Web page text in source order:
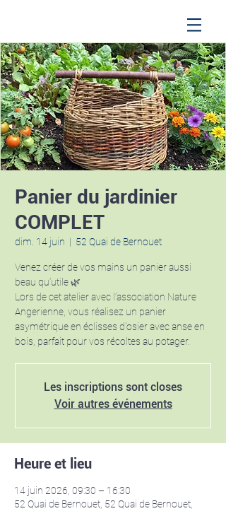
Panier du jardinier
COMPLET
dim. 14 juin
  |
52 Quai de Bernouet
Venez créer de vos mains un panier aussi
beau qu’utile 🌿
Lors de cet atelier avec l’association Nature
Angerienne, vous réalisez un panier
asymétrique en éclisses d'osier avec anse en
bois, parfait pour vos récoltes au potager.
Les inscriptions sont closes
Voir autres événements
Heure et lieu
14 juin 2026, 09:30 – 16:30
52 Quai de Bernouet, 52 Quai de Bernouet,